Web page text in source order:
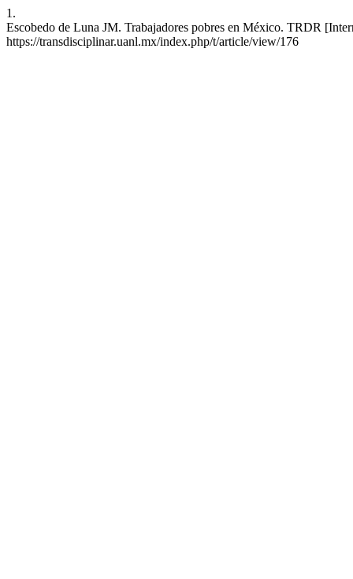
1.
Escobedo de Luna JM. Trabajadores pobres en México. TRDR
https://transdisciplinar.uanl.mx/index.php/t/article/view/176